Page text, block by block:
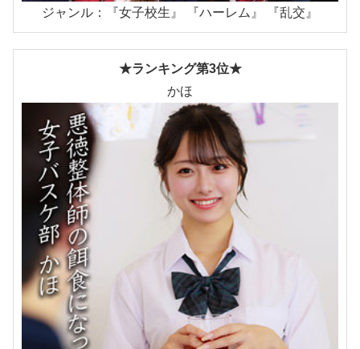
ジャンル：『女子校生』 『ハーレム』 『乱交』
★ランキング第3位★
かほ